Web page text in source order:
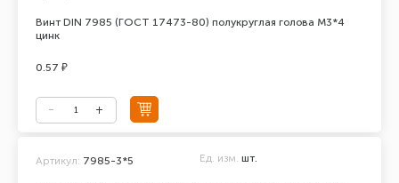
Винт DIN 7985 (ГОСТ 17473-80) полукруглая голова М3*4
цинк
0.57 ₽
Артикул: 7985-3*5 Ед. изм. шт.